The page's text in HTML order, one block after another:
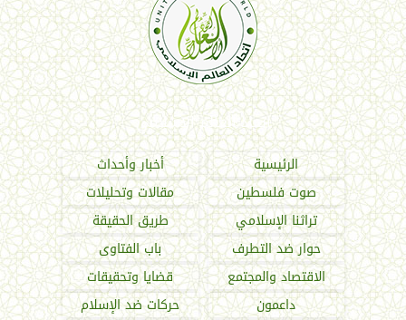
اتحاد العالم الإسلامي
الرئيسية
أخبار وأحداث
صوت فلسطين
مقالات وتحليلات
تراثنا الإسلامي
طريق الحقيقة
حوار ضد التطرف
باب الفتاوى
الاقتصاد والمجتمع
قضايا وتحقيقات
داعمون
حركات ضد الإسلام